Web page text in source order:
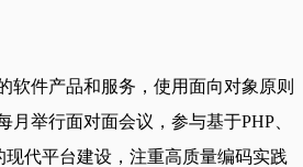
软件产品和服务，使用面向对象原则
月举行面对面会议，参与基于PHP、
现代平台建设，注重高质量编码实践